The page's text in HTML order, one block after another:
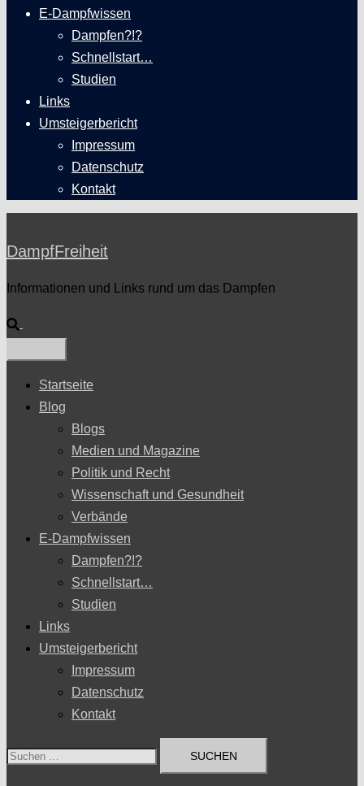
E-Dampfwissen
Dampfen?!?
Schnellstart…
Studien
Links
Umsteigerbericht
Impressum
Datenschutz
Kontakt
DampfFreiheit
Informationen und Links rund um das Dampfen
Suche
Startseite
Blog
Blogs
Medien und Magazine
Politik und Recht
Wissenschaft und Gesundheit
Verbände
E-Dampfwissen
Dampfen?!?
Schnellstart…
Studien
Links
Umsteigerbericht
Impressum
Datenschutz
Kontakt
Suchen